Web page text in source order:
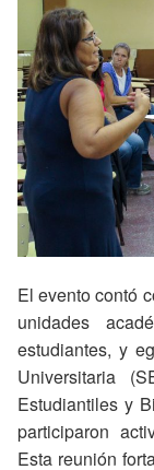
El evento contó
unidades
estudiantes, y
Universitaria
Estudiantiles y
participaron
Esta reunión